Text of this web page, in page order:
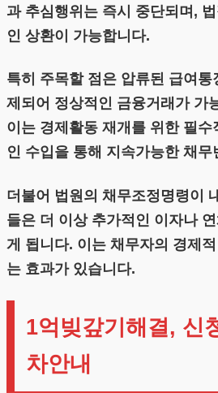
과 추심행위는 즉시 중단되며,
인 상환이 가능합니다.
특히 주목할 점은 압류된 급여통
제되어 정상적인 금융거래가 가
이는 경제활동 재개를 위한 필수
인 수입을 통해 지속가능한 채
더불어 법원의 채무조정명령이
들은 더 이상 추가적인 이자나
게 됩니다. 이는 채무자의 경제
는 효과가 있습니다.
1억빚갚기해결, 신
차안내